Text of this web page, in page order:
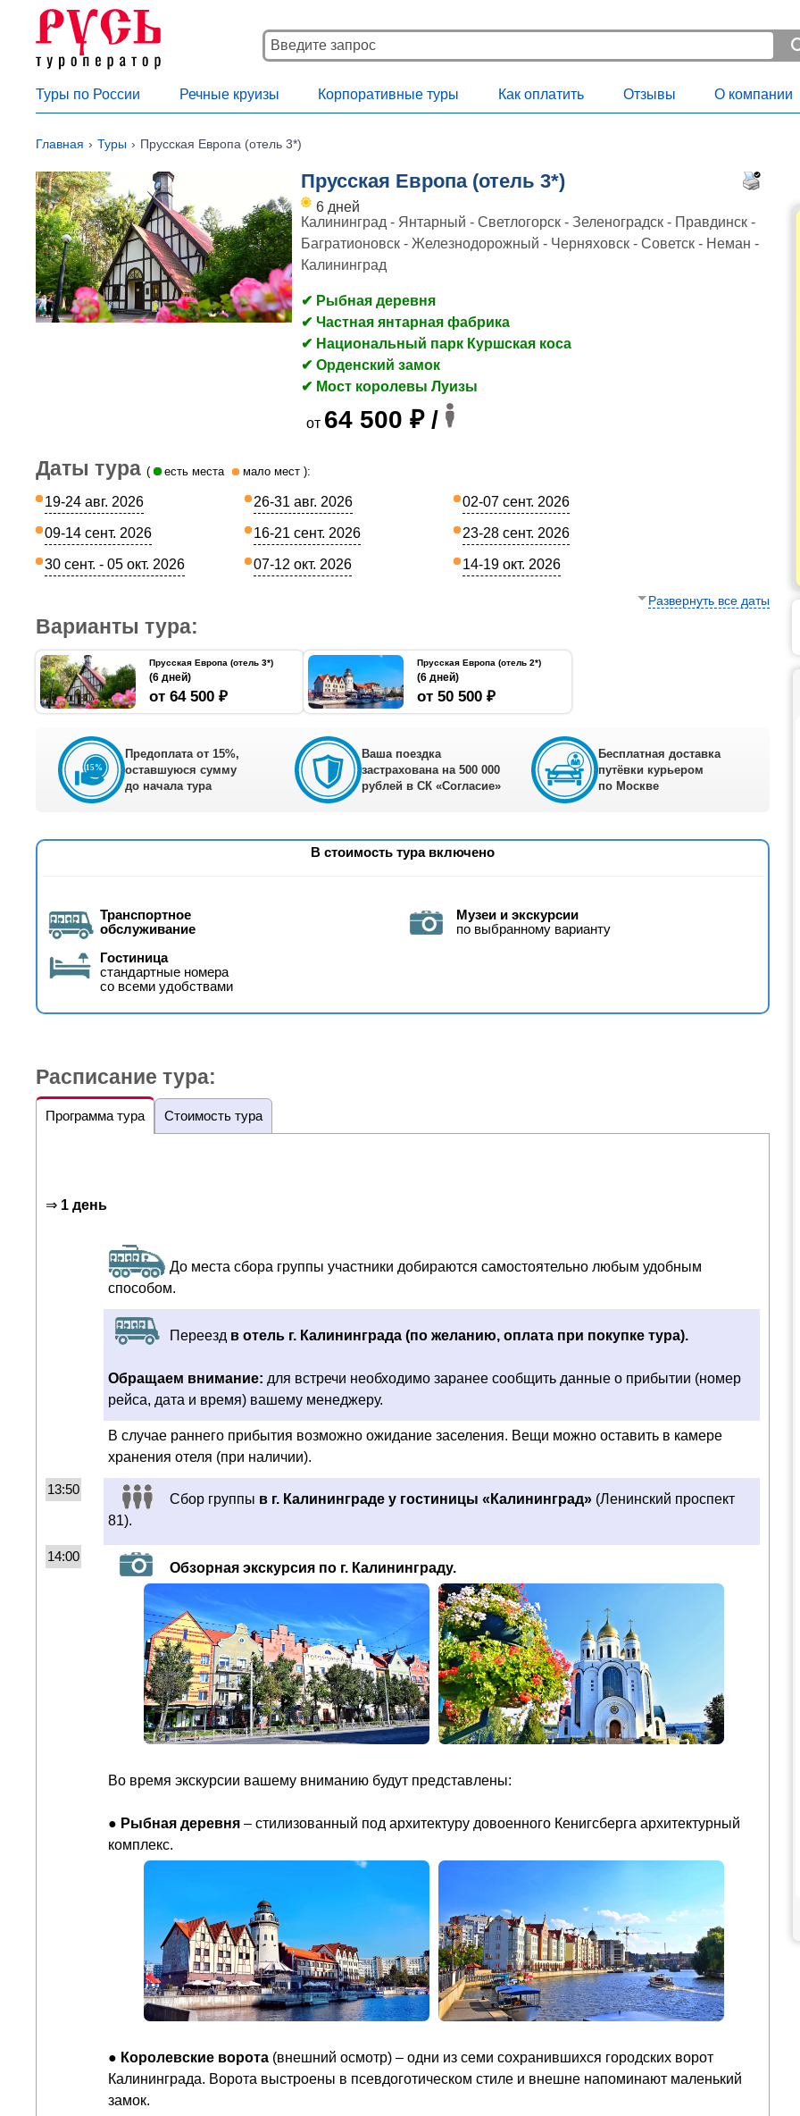
Туры по России Речные круизы Корпоративные туры Как оплатить Отзывы О компании
Главная Туры Прусская Европа (отель 3*)
Прусская Европа (отель 3*)
6 дней
Калининград - Янтарный - Светлогорск - Зеленоградск - Правдинск -
Багратионовск - Железнодорожный - Черняховск - Советск - Неман -
Калининград
✔ Рыбная деревня
✔ Частная янтарная фабрика
✔ Национальный парк Куршская коса
✔ Орденский замок
✔ Мост королевы Луизы
от 64 500 ₽ /
Даты тура ( есть места мало мест ):
19-24 авг. 2026 26-31 авг. 2026 02-07 сент. 2026
09-14 сент. 2026 16-21 сент. 2026 23-28 сент. 2026
30 сент. - 05 окт. 2026 07-12 окт. 2026 14-19 окт. 2026
Развернуть все даты
Варианты тура:
Прусская Европа (отель 3*)
(6 дней)
от 64 500 ₽
Прусская Европа (отель 2*)
(6 дней)
от 50 500 ₽
Предоплата от 15%,
оставшуюся сумму
до начала тура
Ваша поездка
застрахована на 500 000
рублей в СК «Согласие»
Бесплатная доставка
путёвки курьером
по Москве
В стоимость тура включено
Транспортное
обслуживание
Музеи и экскурсии
по выбранному варианту
Гостиница
стандартные номера
со всеми удобствами
Расписание тура:
Программа тура Стоимость тура
⇒ 1 день
До места сбора группы участники добираются самостоятельно любым удобным
способом.
Переезд в отель г. Калининграда (по желанию, оплата при покупке тура).
Обращаем внимание: для встречи необходимо заранее сообщить данные о прибытии (номер
рейса, дата и время) вашему менеджеру.
В случае раннего прибытия возможно ожидание заселения. Вещи можно оставить в камере
хранения отеля (при наличии).
13:50
Сбор группы в г. Калининграде у гостиницы «Калининград» (Ленинский проспект
81).
14:00
Обзорная экскурсия по г. Калининграду.
Во время экскурсии вашему вниманию будут представлены:
● Рыбная деревня – стилизованный под архитектуру довоенного Кенигсберга архитектурный
комплекс.
● Королевские ворота (внешний осмотр) – одни из семи сохранившихся городских ворот
Калининграда. Ворота выстроены в псевдоготическом стиле и внешне напоминают маленький
замок.